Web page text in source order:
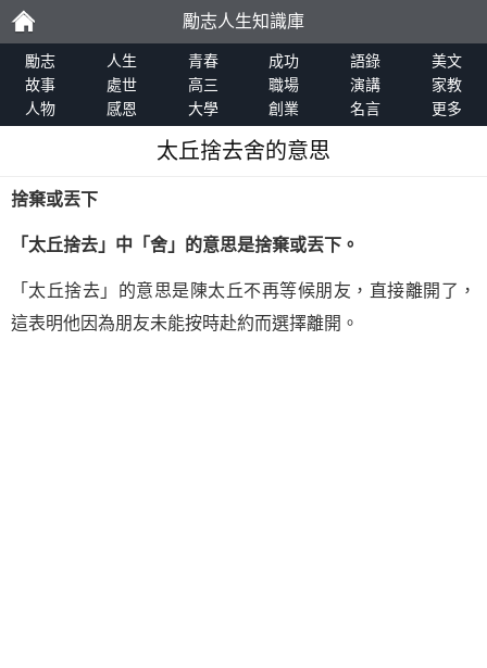
勵
志
勵志人生知識庫
勵志 人生 青春 成功 語錄
美文
故事
處世 高三 職場 演講
家教
人物
感恩 大學 創業 名言 更多
太丘捨去舍的意思
捨棄或丟下
「太丘捨去」中「舍」的意思是捨棄或丟下。
「太丘捨去」的意思是陳太丘不再等候朋友，直接離開了，
這表明他因為朋友未能按時赴約而選擇離開。